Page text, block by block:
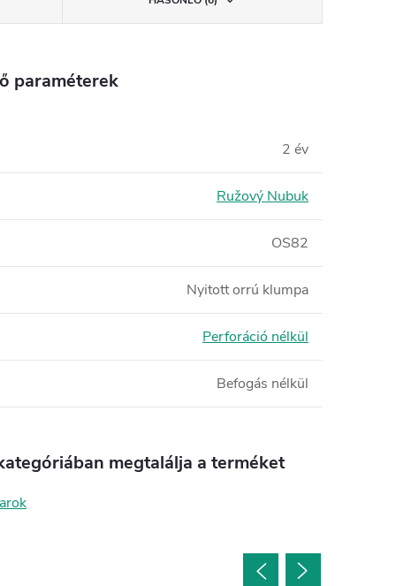
paraméterek
2 év
Ružový Nubuk
OS82
Nyitott orrú klumpa
Perforáció nélkül
Befogás nélkül
megtalálja a terméket